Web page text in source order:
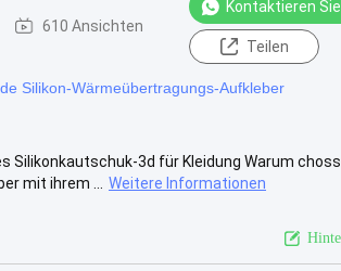
610 Ansichten
Kontaktieren
Teilen
Silikon-Wärmeübertragungs-Aufkleber
3d für Kleidung Warum
mit ihrem ...
Weitere Informationen